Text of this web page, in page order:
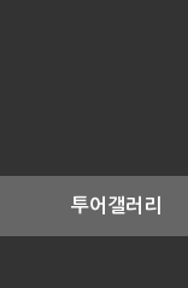
투어갤러리